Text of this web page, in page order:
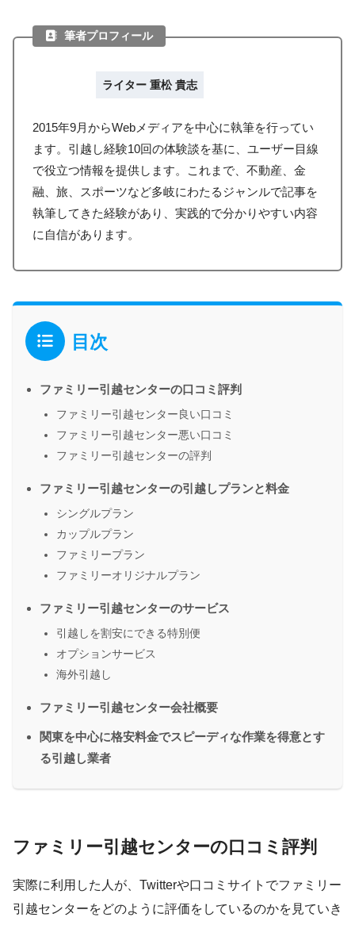
筆者プロフィール
ライター 重松 貴志
2015年9月からWebメディアを中心に執筆を行ってい
ます。引越し経験10回の体験談を基に、ユーザー目線
で役立つ情報を提供します。これまで、不動産、金
融、旅、スポーツなど多岐にわたるジャンルで記事を
執筆してきた経験があり、実践的で分かりやすい内容
に自信があります。
目次
ファミリー引越センターの口コミ評判
ファミリー引越センター良い口コミ
ファミリー引越センター悪い口コミ
ファミリー引越センターの評判
ファミリー引越センターの引越しプランと料金
シングルプラン
カップルプラン
ファミリープラン
ファミリーオリジナルプラン
ファミリー引越センターのサービス
引越しを割安にできる特別便
オプションサービス
海外引越し
ファミリー引越センター会社概要
関東を中心に格安料金でスピーディな作業を得意とす
る引越し業者
ファミリー引越センターの口コミ評判
実際に利用した人が、Twitterや口コミサイトでファミリー
引越センターをどのように評価をしているのかを見ていき